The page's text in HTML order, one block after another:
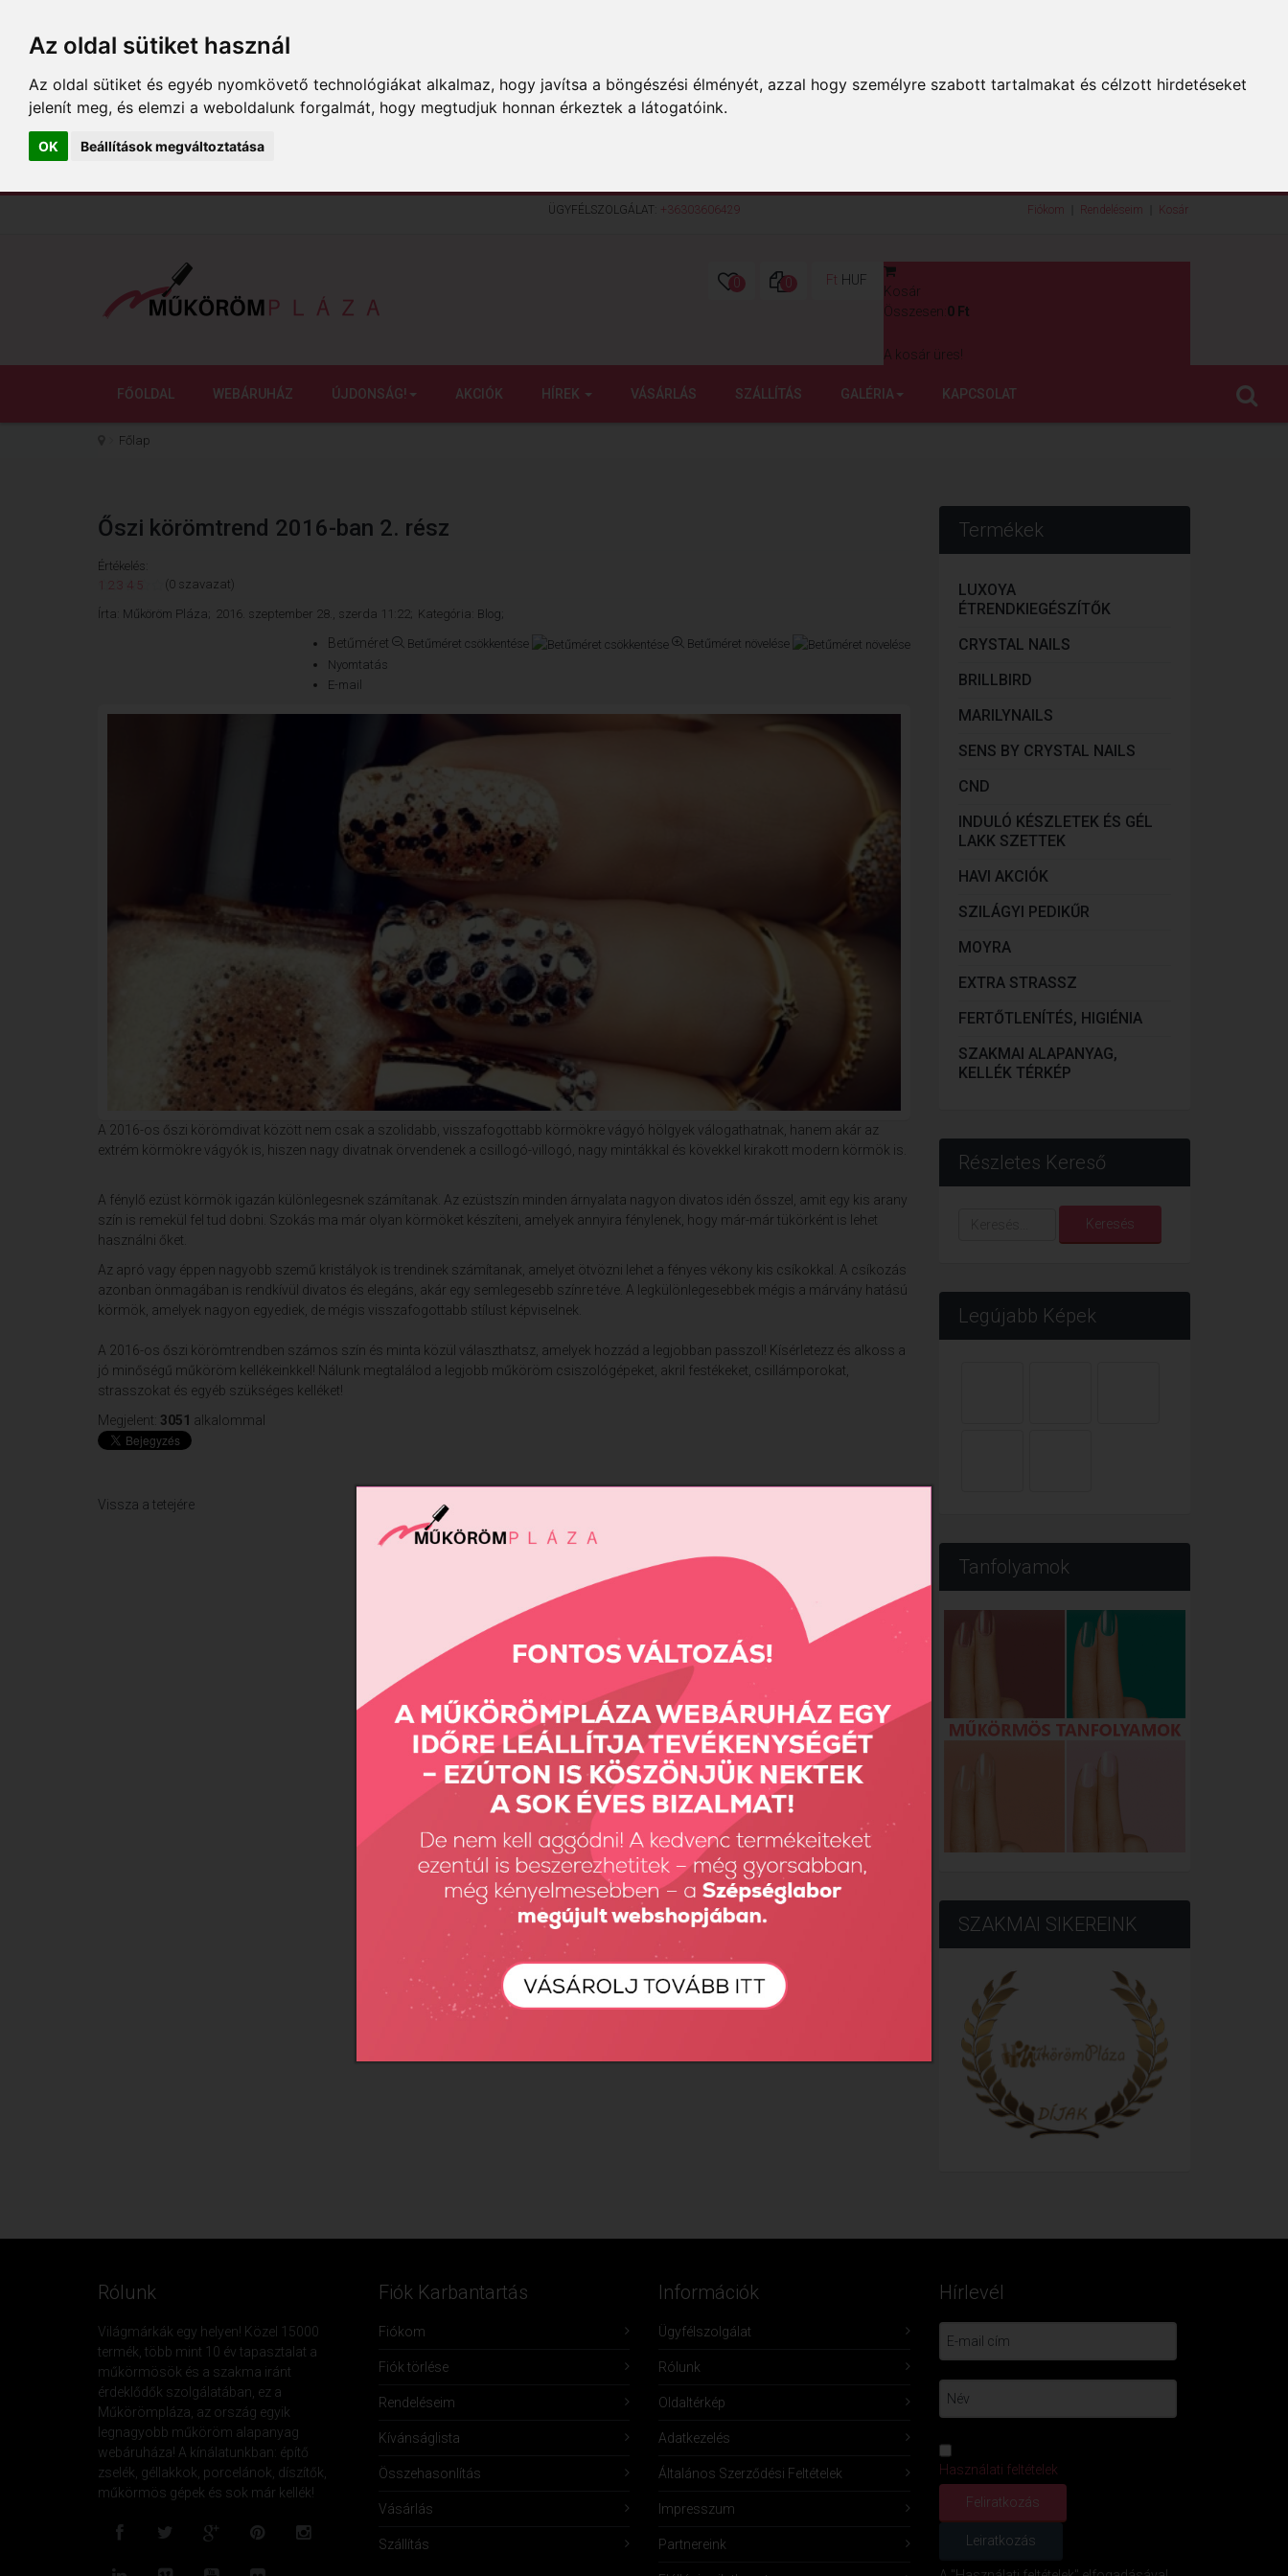
Az oldal sütiket használ
Az oldal sütiket és egyéb nyomkövető technológiákat alkalmaz, hogy javítsa a böngészési élményét, azzal hogy személyre szabott tartalmakat és célzott hirdetéseket
jelenít meg, és elemzi a weboldalunk forgalmát, hogy megtudjuk honnan érkeztek a látogatóink.
OK Beállítások megváltoztatása
ÜGYFÉLSZOLGÁLAT: +36303606429 Fiókom Rendeléseim Kosár
0 0 Ft HUF
Kosár
Összesen: 0 Ft
A kosár üres!
FŐOLDAL WEBÁRUHÁZ ÚJDONSÁG! AKCIÓK HÍREK VÁSÁRLÁS SZÁLLÍTÁS GALÉRIA KAPCSOLAT
Főlap
Őszi körömtrend 2016-ban 2. rész
Értékelés:
1 2 3 4 5 (0 szavazat)
Írta: Műköröm Pláza; 2016. szeptember 28., szerda 11:22; Kategória: Blog;
Betűméret Betűméret csökkentése
Betűméret növelése
Nyomtatás
E-mail
A 2016-os őszi körömdivat között nem csak a szolidabb, visszafogottabb körmökre vágyó hölgyek válogathatnak, hanem akár az
extrém körmökre vágyók is, hiszen nagy divatnak örvendenek a csillogó-villogó, nagy mintákkal és kövekkel kirakott modern körmök is.
A fénylő ezüst körmök igazán különlegesnek számítanak. Az ezüstszín minden árnyalata nagyon divatos idén ősszel, amit egy kis arany
szín is remekül fel tud dobni. Szokás ma már olyan körmöket készíteni, amelyek annyira fénylenek, hogy már-már tükörként is lehet
használni őket.
Az apró vagy éppen nagyobb szemű kristályok is trendinek számítanak, amelyet ötvözni lehet a fényes vékony kis csíkokkal. A csíkozás
azonban önmagában is rendkívül divatos és elegáns, akár egy semlegesebb színre téve. A legkülönlegesebbek mégis a márvány hatású
körmök, amelyek nagyon egyediek, de mégis visszafogottabb stílust képviselnek.
A 2016-os őszi körömtrendben számos szín és minta közül választhatsz, amelyek hozzád a legjobban passzol! Kísérletezz és alkoss a
jó minőségű műköröm kellékeinkkel! Nálunk megtalálod a legjobb műköröm csiszológépeket, akril festékeket, csillámporokat,
strasszokat és egyéb szükséges kelléket!
Megjelent: 3051 alkalommal
Vissza a tetejére
Termékek
LUXOYA
ÉTRENDKIEGÉSZÍTŐK
CRYSTAL NAILS
BRILLBIRD
MARILYNAILS
SENS BY CRYSTAL NAILS
CND
INDULÓ KÉSZLETEK ÉS GÉL
LAKK SZETTEK
HAVI AKCIÓK
SZILÁGYI PEDIKŰR
MOYRA
EXTRA STRASSZ
FERTŐTLENÍTÉS, HIGIÉNIA
SZAKMAI ALAPANYAG,
KELLÉK TÉRKÉP
Részletes Kereső
Keresés
Legújabb Képek
Tanfolyamok
SZAKMAI SIKEREINK
Rólunk
Világmárkák egy helyen! Közel 15000
termék, több mint 10 év tapasztalat a
műkörmösök és a szakma iránt
érdeklődők szolgálatában, ez a
Műkörömpláza, az ország egyik
legnagyobb műköröm alapanyag
webáruháza! A kínálatunkban: építő
zselék, géllakkok, porcelánok, díszítők,
műkörmös gépek és sok már kellék!
Fiók Karbantartás
Fiókom
Fiók törlése
Rendeléseim
Kívánságlista
Összehasonlítás
Vásárlás
Szállítás
Információk
Ügyfélszolgálat
Rólunk
Oldaltérkép
Adatkezelés
Általános Szerződési Feltételek
Impresszum
Partnereink
Hírlevél
Használati feltételek